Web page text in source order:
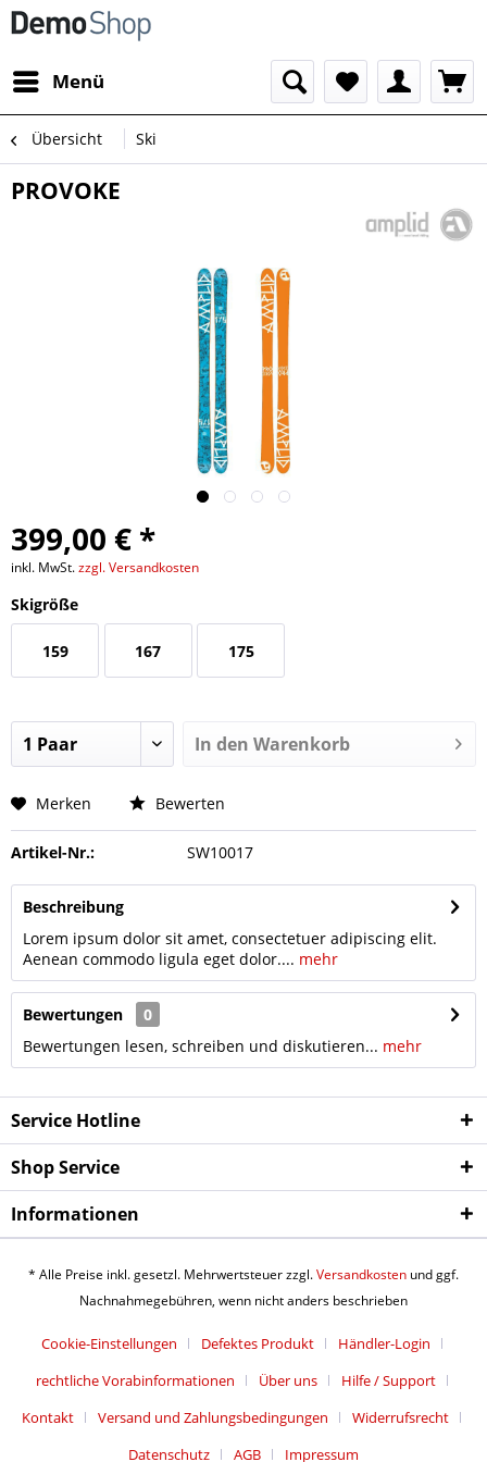
Menü
Übersicht Ski
PROVOKE
399,00 € *
inkl. MwSt.zzgl. Versandkosten
Skigröße
159 167 175
In den Warenkorb
Merken Bewerten
Artikel-Nr.: SW10017
Beschreibung
Lorem ipsum dolor sit amet, consectetuer adipiscing elit.
Aenean commodo ligula eget dolor.... mehr
Bewertungen
0
Bewertungen lesen, schreiben und diskutieren... mehr
Service Hotline
Shop Service
Informationen
* Alle Preise inkl. gesetzl. Mehrwertsteuer zzgl.Versandkosten und ggf.
Nachnahmegebühren, wenn nicht anders beschrieben
Cookie-Einstellungen Defektes Produkt
Händler-Login
rechtliche Vorabinformationen
Über uns
Hilfe / Support
Kontakt
Versand und Zahlungsbedingungen
Widerrufsrecht
Datenschutz
AGB Impressum